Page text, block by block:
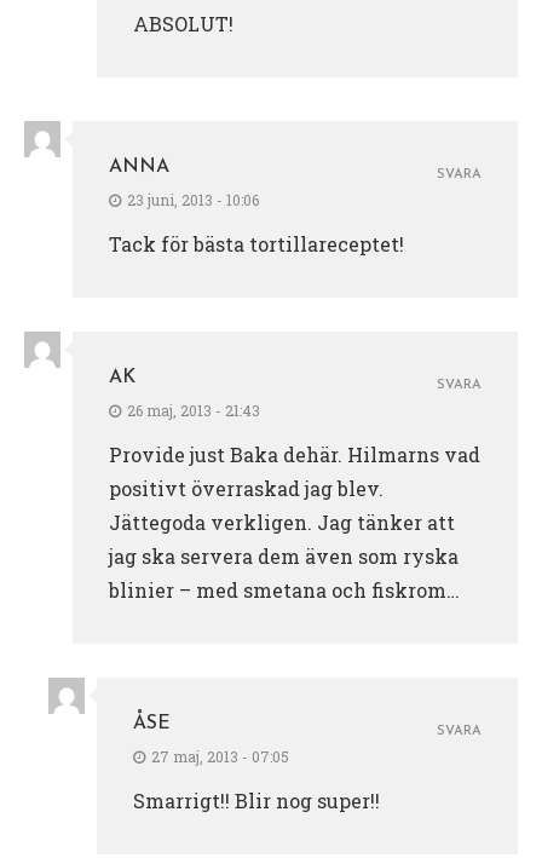
ABSOLUT!
ANNA
23 juni, 2013 - 10:06
Tack för bästa tortillareceptet!
SVARA
AK
26 maj, 2013 - 21:43
Provide just Baka dehär. Hilmarns vad
positivt överraskad jag blev.
Jättegoda verkligen. Jag tänker att
jag ska servera dem även som ryska
blinier – med smetana och fiskrom…
SVARA
ÅSE
27 maj, 2013 - 07:05
Smarrigt!! Blir nog super!!
SVARA